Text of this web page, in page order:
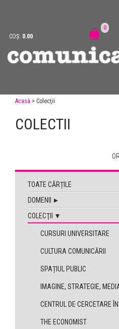
COȘ: 0.00
0
Acasă > Colecţii
COLECTII
TOATE CĂRȚILE
DOMENII
COLECŢII
CURSURI UNIVERSITARE
CULTURA COMUNICĂRII
SPAȚIUL PUBLIC
IMAGINE, STRATEGIE,
CENTRUL DE CERCETARE
THE ECONOMIST